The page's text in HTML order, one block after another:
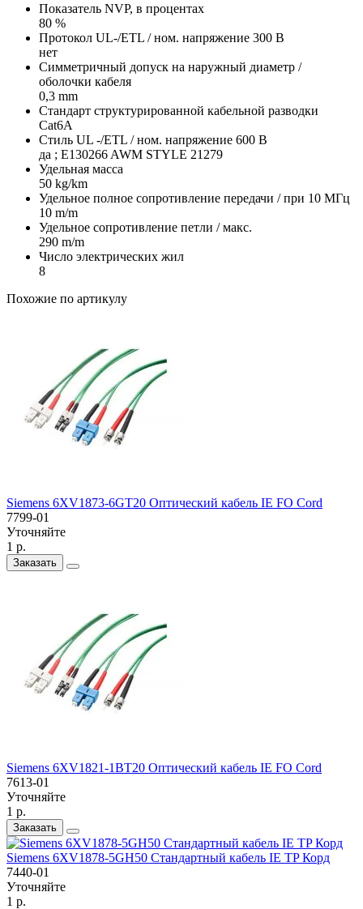
Показатель NVP, в процентах
80 %
Протокол UL-/ETL / ном. напряжение 300 В
нет
Симметричный допуск на наружный диаметр /
оболочки кабеля
0,3 mm
Стандарт структурированной кабельной разводки
Cat6A
Стиль UL -/ETL / ном. напряжение 600 В
да ; E130266 AWM STYLE 21279
Удельная масса
50 kg/km
Удельное полное сопротивление передачи / при 10 МГц
10 m/m
Удельное сопротивление петли / макс.
290 m/m
Число электрических жил
8
Похожие по артикулу
Siemens 6XV1873-6GT20 Оптический кабель IE FO Cord
7799-01
Уточняйте
1 р.
Заказать
Siemens 6XV1821-1BT20 Оптический кабель IE FO Cord
7613-01
Уточняйте
1 р.
Заказать
Siemens 6XV1878-5GH50 Стандартный кабель IE TP Корд
7440-01
Уточняйте
1 р.